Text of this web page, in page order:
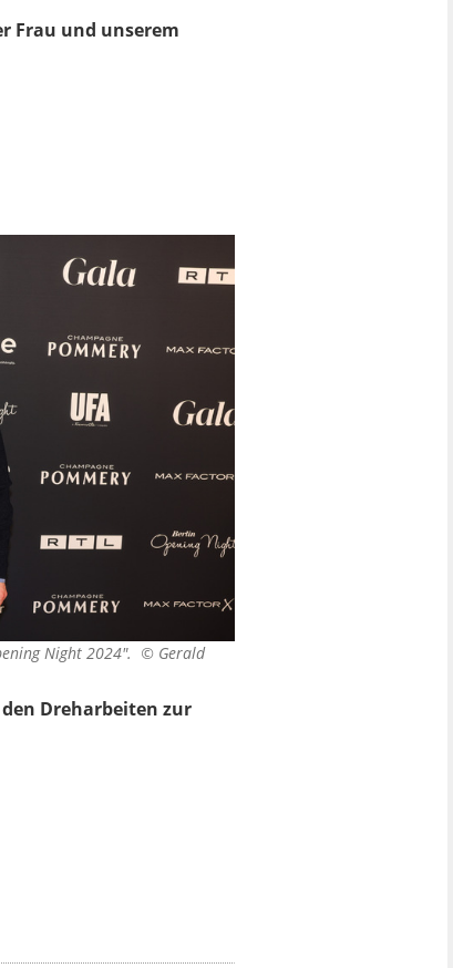
Frau und unserem
Night 2024". © Gerald
Dreharbeiten zur